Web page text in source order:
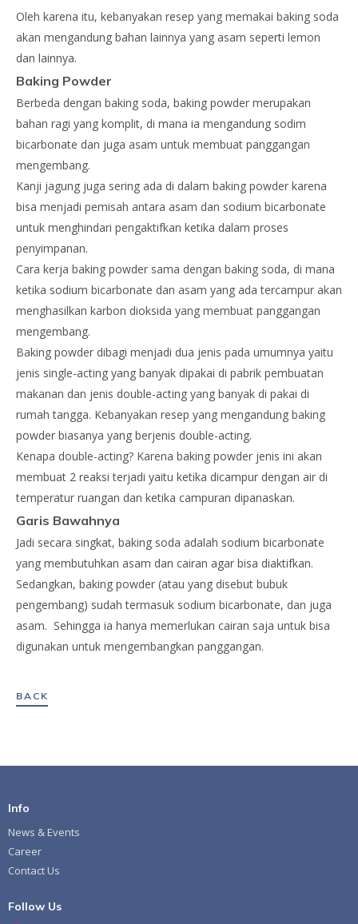
Oleh karena itu, kebanyakan resep yang memakai baking soda
akan mengandung bahan lainnya yang asam seperti lemon
dan lainnya.
Baking Powder
Berbeda dengan baking soda, baking powder merupakan
bahan ragi yang komplit, di mana ia mengandung sodim
bicarbonate dan juga asam untuk membuat panggangan
mengembang.
Kanji jagung juga sering ada di dalam baking powder karena
bisa menjadi pemisah antara asam dan sodium bicarbonate
untuk menghindari pengaktifkan ketika dalam proses
penyimpanan.
Cara kerja baking powder sama dengan baking soda, di mana
ketika sodium bicarbonate dan asam yang ada tercampur akan
menghasilkan karbon dioksida yang membuat panggangan
mengembang.
Baking powder dibagi menjadi dua jenis pada umumnya yaitu
jenis single-acting yang banyak dipakai di pabrik pembuatan
makanan dan jenis double-acting yang banyak di pakai di
rumah tangga. Kebanyakan resep yang mengandung baking
powder biasanya yang berjenis double-acting.
Kenapa double-acting? Karena baking powder jenis ini akan
membuat 2 reaksi terjadi yaitu ketika dicampur dengan air di
temperatur ruangan dan ketika campuran dipanaskan.
Garis Bawahnya
Jadi secara singkat, baking soda adalah sodium bicarbonate
yang membutuhkan asam dan cairan agar bisa diaktifkan.
Sedangkan, baking powder (atau yang disebut bubuk
pengembang) sudah termasuk sodium bicarbonate, dan juga
asam. Sehingga ia hanya memerlukan cairan saja untuk bisa
digunakan untuk mengembangkan panggangan.
BACK
Info
News & Events
Career
Contact Us
Follow Us